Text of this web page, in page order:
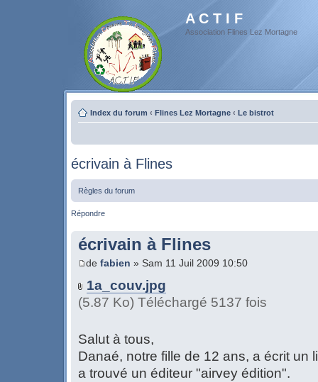
A C T I F
Association Flines Lez Mortagne
Index du forum ‹ Flines Lez Mortagne ‹ Le bistrot
écrivain à Flines
Règles du forum
Répondre
écrivain à Flines
de fabien » Sam 11 Juil 2009 10:50
1a_couv.jpg
(5.87 Ko) Téléchargé 5137 fois
Salut à tous,
Danaé, notre fille de 12 ans, a écrit un
a trouvé un éditeur "airvey édition".